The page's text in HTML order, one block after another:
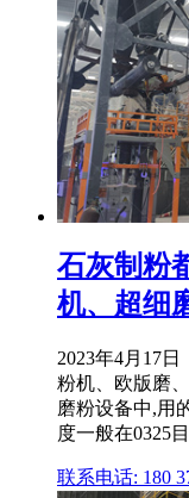
石灰制粉
机、超细
2023年4月17
粉机、欧版磨
磨粉设备中,用
度一般在0325
联系电话: 180